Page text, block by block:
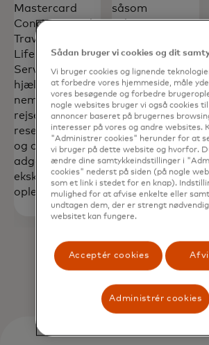
Mastercard
Concierge and
Travel &
Lifestyle
Services. Vi
hjælper dig med
nemt at booke
rejser, foretage
reservationer
og opnå
adgang til
eksklusive
oplevelser.**
såsom
WhatsApp og
Mastercards
digitale
– når som helst
og hvor som
helst.**
Sådan bruger vi cookies og dit
Vi bruger cookies og lignende
at forbedre vores hjemmeside, måle
vores besøgende og forbedre
nogle websites bruger vi også cookies
annoncer baseret på brugernes
interesser på vores og andre websites.
"Administrer cookies" herunder for at
vi bruger på dette website og hvorfor.
ændre dine samtykkeindstillinger i
cookies" nederst på siden (på nogle
som et link i stedet for en knap).
mulighed for at afvise enkelte eller
undtagen dem, der er strengt
websitet kan fungere.
Acceptér cookies
Administrér cookies